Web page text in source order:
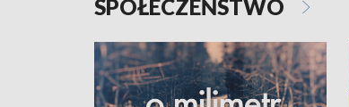
SPOŁECZEŃSTWO